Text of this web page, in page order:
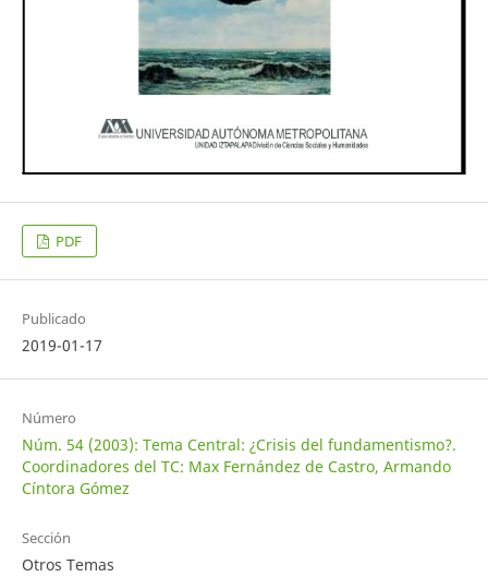
PDF
Publicado
2019-01-17
Número
Núm. 54 (2003): Tema Central: ¿Crisis del fundamentismo?.
Coordinadores del TC: Max Fernández de Castro, Armando
Cíntora Gómez
Sección
Otros Temas